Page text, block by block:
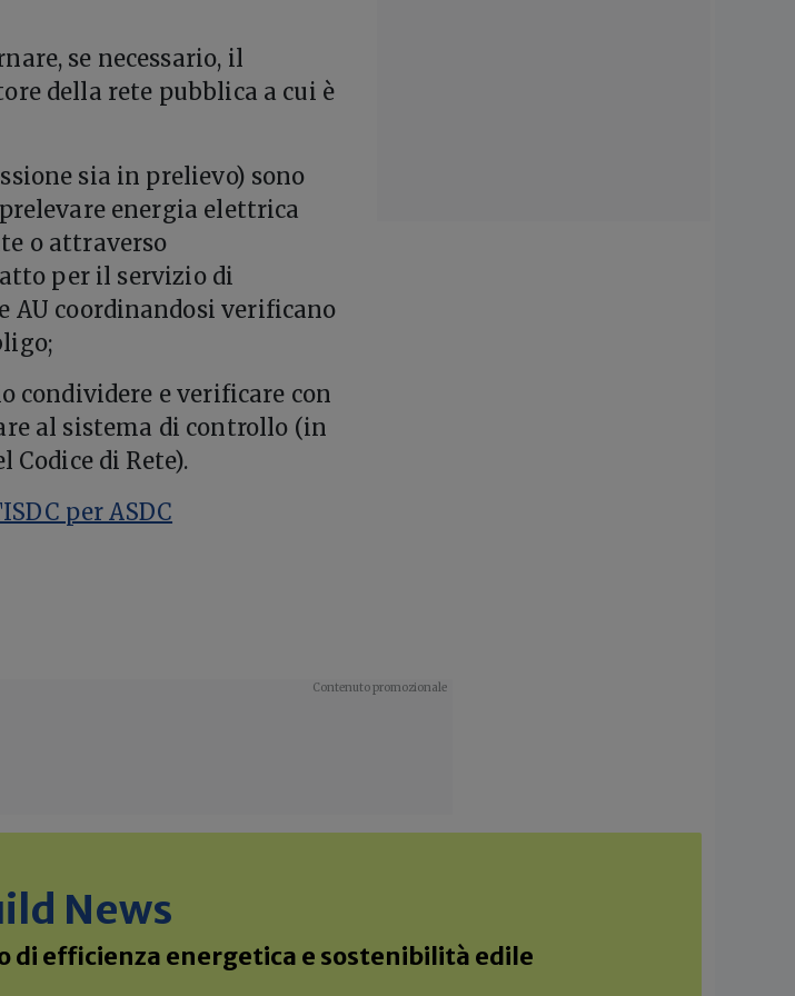
se necessario, il
della rete pubblica a cui è
sia in prelievo) sono
energia elettrica
o attraverso
per il servizio di
AU coordinandosi verificano
condividere e verificare con
al sistema di controllo (in
Codice di Rete).
per ASDC
News
di efficienza energetica e sostenibilità edile